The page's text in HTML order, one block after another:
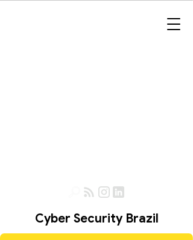
Cyber Security Brazil